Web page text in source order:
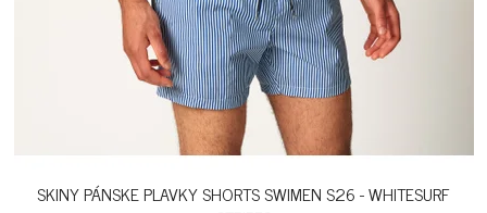
SKINY PÁNSKE PLAVKY SHORTS SWIMEN S26 - WHITESURF